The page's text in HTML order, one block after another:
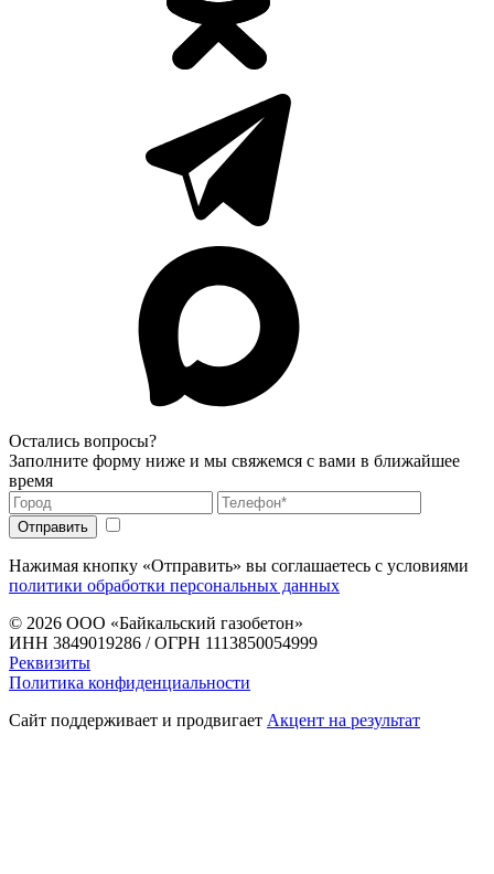
Остались вопросы?
Заполните форму ниже и мы свяжемся с вами в ближайшее
время
Нажимая кнопку «Отправить» вы соглашаетесь с условиями
политики обработки персональных данных
© 2026 ООО «Байкальский газобетон»
ИНН 3849019286 / ОГРН 1113850054999
Реквизиты
Политика конфиденциальности
Сайт поддерживает и продвигает Акцент на результат